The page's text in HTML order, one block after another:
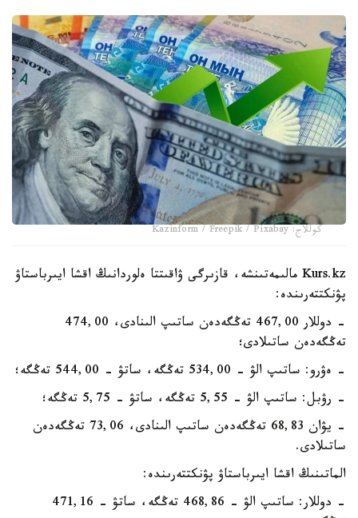
كوللاج: Kazinform / Freepik / Pixabay
Kurs.kz مالىمەتىنشە، قازىرگى ۋاقىتتا ەلوردانىڭ اقشا ايىرباستاۋ
پۋنكتتەرىندە:
- دوللار 467,00 تەڭگەدەن ساتىپ الىنادى، 474,00
تەڭگەدەن ساتىلادى؛
- ەۋرو: ساتىپ الۋ - 534,00 تەڭگە، ساتۋ - 544,00 تەڭگە؛
- رۋبل: ساتىپ الۋ - 5,55 تەڭگە، ساتۋ - 5,75 تەڭگە؛
- يۋان 68,83 تەڭگەدەن ساتىپ الىنادى، 73,06 تەڭگەدەن
ساتىلادى.
الماتىنىڭ اقشا ايىرباستاۋ پۋنكتتەرىندە:
- دوللار: ساتىپ الۋ - 468,86 تەڭگە، ساتۋ - 471,16